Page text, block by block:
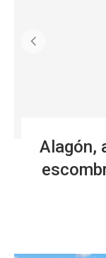
Alagón,